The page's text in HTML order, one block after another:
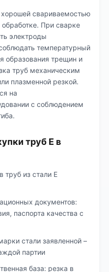
свариваемостью
При сварке
электроды
температурный
образования трещин и
труб механическим
плазменной резкой.
на
с соблюдением
труб Е в
труб из стали Е
документов:
паспорта качества с
стали заявленной –
партии
база: резка в